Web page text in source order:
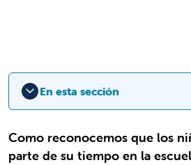
En esta sección
Como reconocemos que los
parte de su tiempo en la